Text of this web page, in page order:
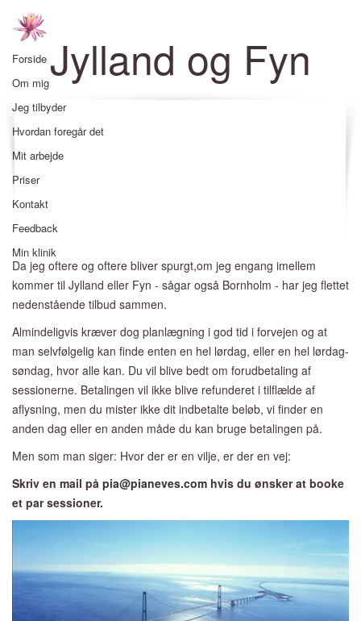
Forside
Om mig
Jeg tilbyder
Hvordan foregår det
Mit arbejde
Priser
Kontakt
Feedback
Min klinik
Jylland og Fyn
Da jeg oftere og oftere bliver spurgt,om jeg engang imellem
kommer til Jylland eller Fyn - sågar også Bornholm - har jeg flettet
nedenstående tilbud sammen.
Almindeligvis kræver dog planlægning i god tid i forvejen og at
man selvfølgelig kan finde enten en hel lørdag, eller en hel lørdag-
søndag, hvor alle kan. Du vil blive bedt om forudbetaling af
sessionerne. Betalingen vil ikke blive refunderet i tilflælde af
aflysning, men du mister ikke dit indbetalte beløb, vi finder en
anden dag eller en anden måde du kan bruge betalingen på.
Men som man siger: Hvor der er en vilje, er der en vej:
Skriv en mail på pia@pianeves.com hvis du ønsker at booke
et parsessioner.